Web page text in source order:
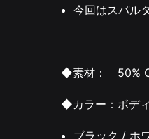
今回はスパル
◆素材： 50%
◆カラー：ボデ
ブラック / ホ